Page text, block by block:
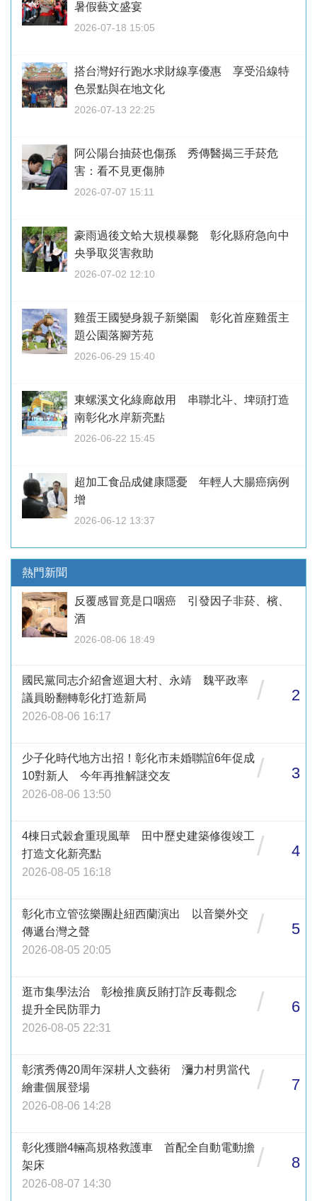
暑假藝文盛宴
2026-07-18 15:05
搭台灣好行跑水求財線享優惠 享受沿線特
色景點與在地文化
2026-07-13 22:25
阿公陽台抽菸也傷孫 秀傳醫揭三手菸危
害：看不見更傷肺
2026-07-07 15:11
豪雨過後文蛤大規模暴斃 彰化縣府急向中
央爭取災害救助
2026-07-02 12:10
雞蛋王國變身親子新樂園 彰化首座雞蛋主
題公園落腳芳苑
2026-06-29 15:40
東螺溪文化綠廊啟用 串聯北斗、埤頭打造
南彰化水岸新亮點
2026-06-22 15:45
超加工食品成健康隱憂 年輕人大腸癌病例
增
2026-06-12 13:37
熱門新聞
反覆感冒竟是口咽癌 引發因子非菸、檳、
酒
2026-08-06 18:49
國民黨同志介紹會巡迴大村、永靖 魏平政率
議員盼翻轉彰化打造新局
2026-08-06 16:17
/ 2
少子化時代地方出招！彰化市未婚聯誼6年促成
10對新人 今年再推解謎交友
2026-08-06 13:50
/ 3
4棟日式穀倉重現風華 田中歷史建築修復竣工
打造文化新亮點
2026-08-05 16:18
/ 4
彰化市立管弦樂團赴紐西蘭演出 以音樂外交
傳遞台灣之聲
2026-08-05 20:05
/ 5
逛市集學法治 彰檢推廣反賄打詐反毒觀念
提升全民防罪力
2026-08-05 22:31
/ 6
彰濱秀傳20周年深耕人文藝術 瀰力村男當代
繪畫個展登場
2026-08-06 14:28
/ 7
彰化獲贈4輛高規格救護車 首配全自動電動擔
架床
2026-08-07 14:30
/ 8